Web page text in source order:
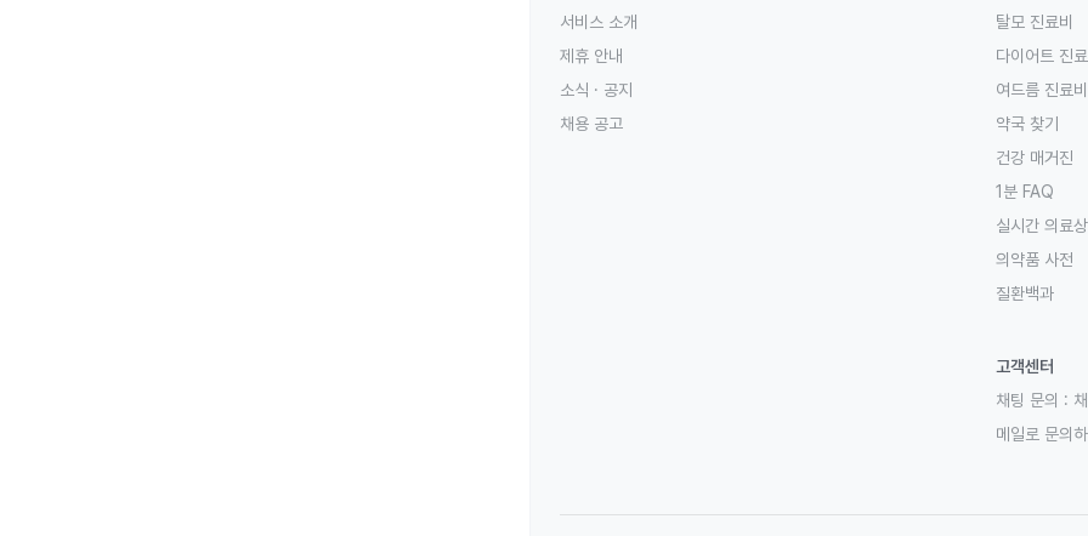
서비스 소개
제휴 안내
소식 · 공지
채용 공고
탈모 진료비
다이어트 진
여드름 진료비
약국 찾기
건강 매거진
1분 FAQ
실시간 의료
의약품 사전
질환백과
고객센터
채팅 문의 :
메일로 문의